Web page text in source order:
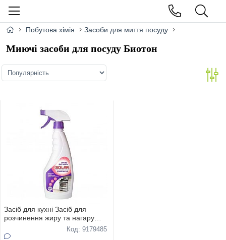
Побутова хімія Засоби для миття посуду
Миючі засоби для посуду Биотон
Засіб для кухні Засіб для
розчинення жиру та нагару
Грейпфрут ТМ "Solar " 500гр
расп
Код: 9179485